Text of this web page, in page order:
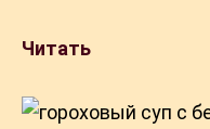
Читать